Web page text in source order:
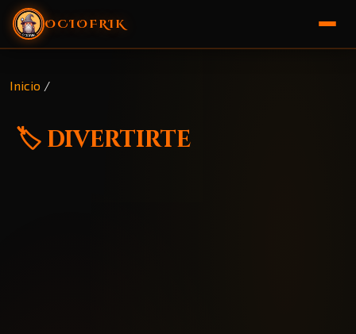
OCIOFRIK
Inicio /
🏷️ divertirte